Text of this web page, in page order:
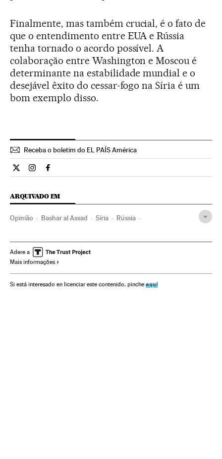
Finalmente, mas também crucial, é o fato de
que o entendimento entre EUA e Rússia
tenha tornado o acordo possível. A
colaboração entre Washington e Moscou é
determinante na estabilidade mundial e o
desejável êxito do cessar-fogo na Síria é um
bom exemplo disso.
Receba o boletim do EL PAÍS América
Opiniao El País Brasil en Twitter
Opiniao El País Brasil en Instagram
Opiniao El País Brasil en Facebook
ARQUIVADO EM
Opinião Bashar al Assad Síria Rússia
América do Norte Ásia
Adere a
Mais informações
Si está interesado en licenciar este contenido, pinche aquí